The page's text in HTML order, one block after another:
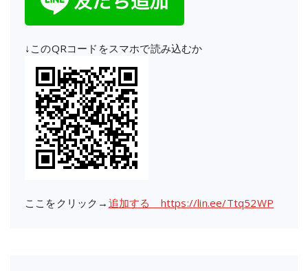
↓このQRコードをスマホで読み込むか
ここをクリック→ 追加する https://lin.ee/Ttq52WP